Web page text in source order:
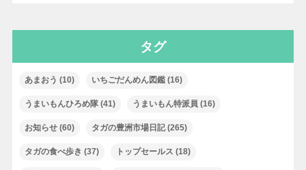
タグ
あまおう (10) いちごだんめん図鑑(16)
うまいもんひろめ隊(41) うまいもん特派員 (16)
お知らせ(60) タガの豊洲市場日記(265)
タガの食べ歩き (37) トップセールス (18)